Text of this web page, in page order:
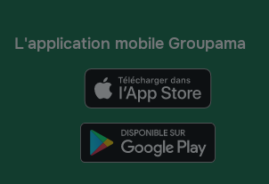
L'application mobile Groupama